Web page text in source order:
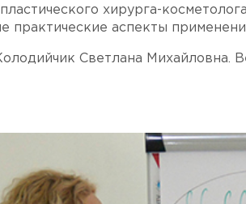
хирурга-
практические аспекты
Светлана Михайловна.